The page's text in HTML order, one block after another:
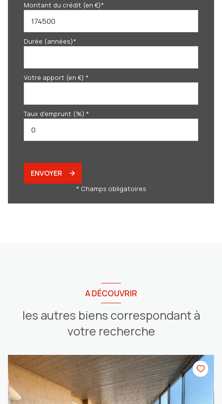
Montant du crédit (en €)*
Durée (années)*
Votre apport (en €) *
Taux d'emprunt (%) *
ENVOYER
* Champs obligatoires
A DÉCOUVRIR
les autres biens correspondant à
votre recherche